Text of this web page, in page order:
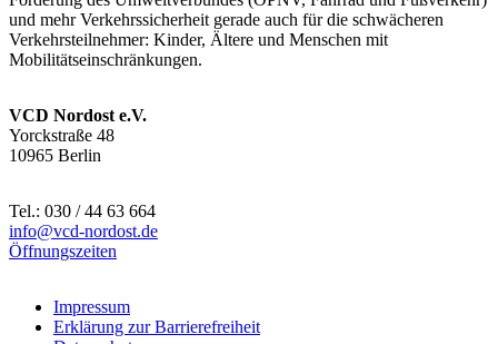
und mehr Verkehrssicherheit gerade auch für die schwächeren
Verkehrsteilnehmer: Kinder, Ältere und Menschen mit
Mobilitätseinschränkungen.
VCD Nordost e.V.
Yorckstraße 48
10965 Berlin
Tel.: 030 / 44 63 664
info@vcd-nordost.de
Öffnungszeiten
Impressum
Erklärung zur Barrierefreiheit